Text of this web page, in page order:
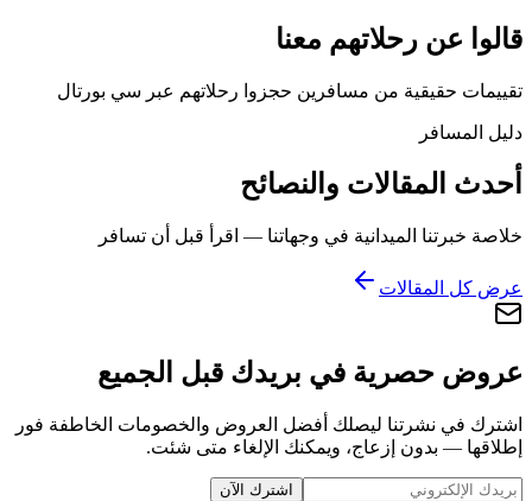
قالوا عن رحلاتهم معنا
تقييمات حقيقية من مسافرين حجزوا رحلاتهم عبر سي بورتال
دليل المسافر
أحدث المقالات والنصائح
خلاصة خبرتنا الميدانية في وجهاتنا — اقرأ قبل أن تسافر
عرض كل المقالات
عروض حصرية في بريدك قبل الجميع
اشترك في نشرتنا ليصلك أفضل العروض والخصومات الخاطفة فور
إطلاقها — بدون إزعاج، ويمكنك الإلغاء متى شئت.
اشترك الآن